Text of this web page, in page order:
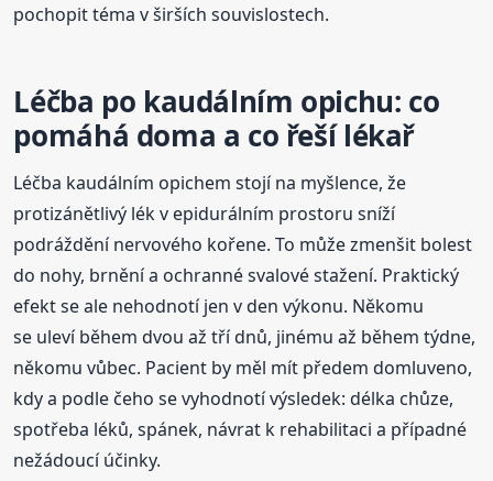
pochopit téma v širších souvislostech.
Léčba po kaudálním opichu: co
pomáhá doma a co řeší lékař
Léčba kaudálním opichem stojí na myšlence, že
protizánětlivý lék v epidurálním prostoru sníží
podráždění nervového kořene. To může zmenšit bolest
do nohy, brnění a ochranné svalové stažení. Praktický
efekt se ale nehodnotí jen v den výkonu. Někomu
se uleví během dvou až tří dnů, jinému až během týdne,
někomu vůbec. Pacient by měl mít předem domluveno,
kdy a podle čeho se vyhodnotí výsledek: délka chůze,
spotřeba léků, spánek, návrat k rehabilitaci a případné
nežádoucí účinky.